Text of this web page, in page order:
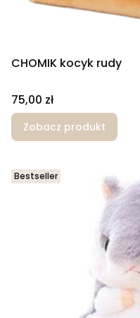
CHOMIK kocyk rudy
Cena
75,00 zł
Zobacz produkt
Bestseller